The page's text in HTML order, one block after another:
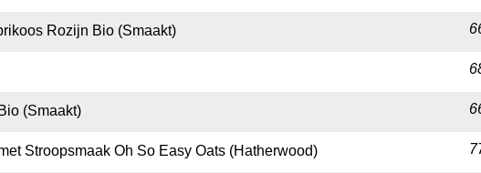
Rozijn Bio (Smaakt)
(Smaakt)
Stroopsmaak Oh So Easy Oats (Hatherwood)